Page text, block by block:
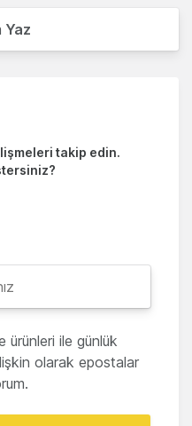
Yaz
takip edin.
ürünleri ile günlük
olarak epostalar